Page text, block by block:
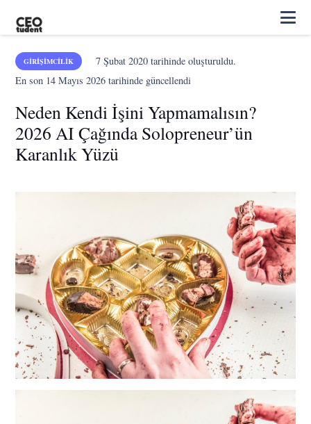
GIRIŞIMCILIK 7 Şubat 2020tarihinde oluşturuldu.
En son 14 Mayıs 2026 tarihinde güncellendi
Neden Kendi İşini Yapmamalısın?
2026 AI Çağında Solopreneur’ün
Karanlık Yüzü